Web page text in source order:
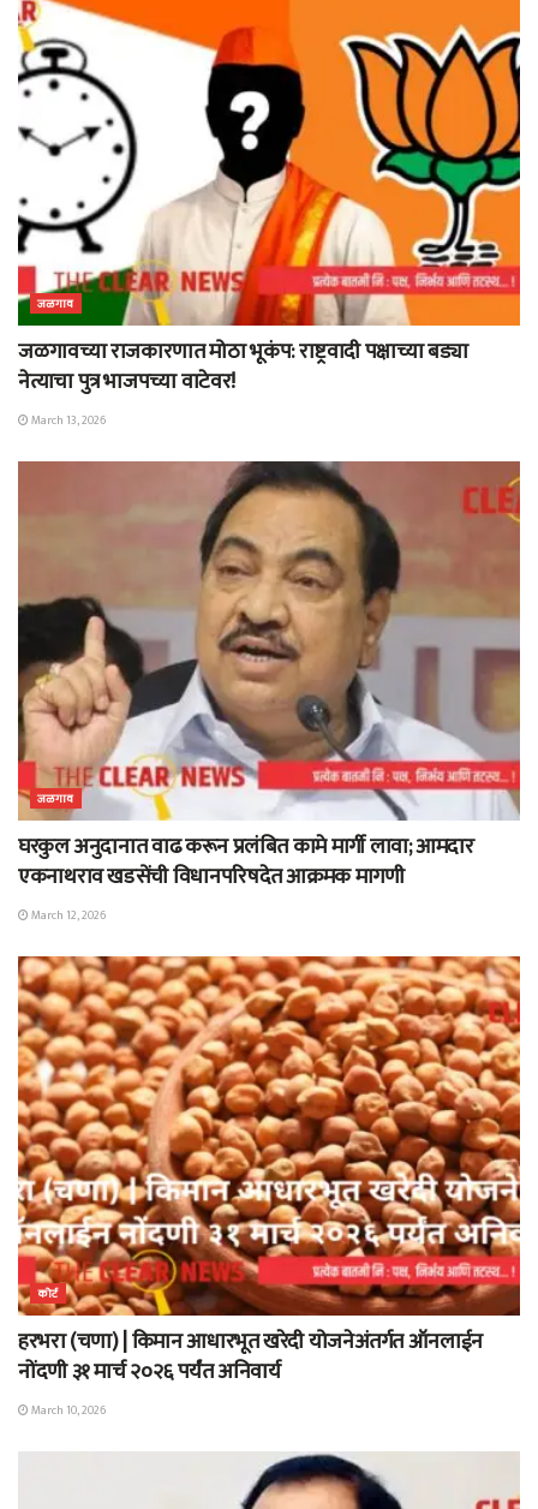
जळगाव
जळगावच्या राजकारणात मोठा भूकंप: राष्ट्रवादी पक्षाच्या बड्या
नेत्याचा पुत्र भाजपच्या वाटेवर!
March 13, 2026
जळगाव
घरकुल अनुदानात वाढ करून प्रलंबित कामे मार्गी लावा; आमदार
एकनाथराव खडसेंची विधानपरिषदेत आक्रमक मागणी
March 12, 2026
कोर्ट
हरभरा (चणा) | किमान आधारभूत खरेदी योजनेअंतर्गत ऑनलाईन
नोंदणी ३१ मार्च २०२६ पर्यंत अनिवार्य
March 10, 2026